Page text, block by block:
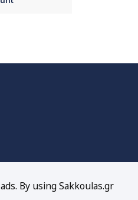
By using Sakkoulas.gr